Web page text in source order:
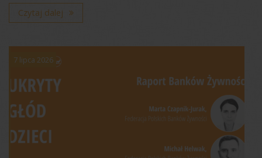
Czytaj dalej
7 lipca 2026